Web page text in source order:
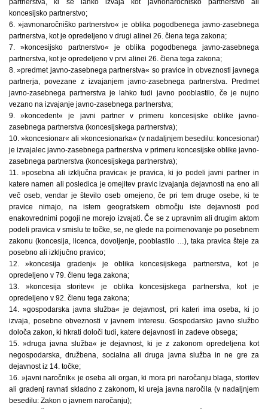
koncesijsko partnerstvo;
6. »javnonaročniško partnerstvo« je oblika pogodbenega javno-zasebnega
partnerstva, kot je opredeljeno v drugi alinei 26. člena tega zakona;
7. »koncesijsko partnerstvo« je oblika pogodbenega javno-zasebnega
partnerstva, kot je opredeljeno v prvi alinei 26. člena tega zakona;
8. »predmet javno-zasebnega partnerstva« so pravice in obveznosti javnega
partnerja, povezane z izvajanjem javno-zasebnega partnerstva. Predmet
javno-zasebnega partnerstva je lahko tudi javno pooblastilo, če je nujno
vezano na izvajanje javno-zasebnega partnerstva;
9. »koncedent« je javni partner v primeru koncesijske oblike javno-
zasebnega partnerstva (koncesijskega partnerstva);
10. »koncesionar« ali »koncesionarka« (v nadaljnjem besedilu: koncesionar)
je izvajalec javno-zasebnega partnerstva v primeru koncesijske oblike javno-
zasebnega partnerstva (koncesijskega partnerstva);
11. »posebna ali izključna pravica« je pravica, ki jo podeli javni partner in
katere namen ali posledica je omejitev pravic izvajanja dejavnosti na eno ali
več oseb, vendar je število oseb omejeno, če pri tem druge osebe, ki te
pravice nimajo, na istem geografskem območju iste dejavnosti pod
enakovrednimi pogoji ne morejo izvajati. Če se z upravnim ali drugim aktom
podeli pravica v smislu te točke, se, ne glede na poimenovanje po posebnem
zakonu (koncesija, licenca, dovoljenje, pooblastilo …), taka pravica šteje za
posebno ali izključno pravico;
12. »koncesija gradenj« je oblika koncesijskega partnerstva, kot je
opredeljeno v 79. členu tega zakona;
13. »koncesija storitev« je oblika koncesijskega partnerstva, kot je
opredeljeno v 92. členu tega zakona;
14. »gospodarska javna služba« je dejavnost, pri kateri ima oseba, ki jo
izvaja, posebne obveznosti v javnem interesu. Gospodarsko javno službo
določa zakon, ki hkrati določi tudi, katere dejavnosti in zadeve obsega;
15. »druga javna služba« je dejavnost, ki je z zakonom opredeljena kot
negospodarska, družbena, socialna ali druga javna služba in ne gre za
dejavnost iz 14. točke;
16. »javni naročnik« je oseba ali organ, ki mora pri naročanju blaga, storitev
ali gradenj ravnati skladno z zakonom, ki ureja javna naročila (v nadaljnjem
besedilu: Zakon o javnem naročanju);